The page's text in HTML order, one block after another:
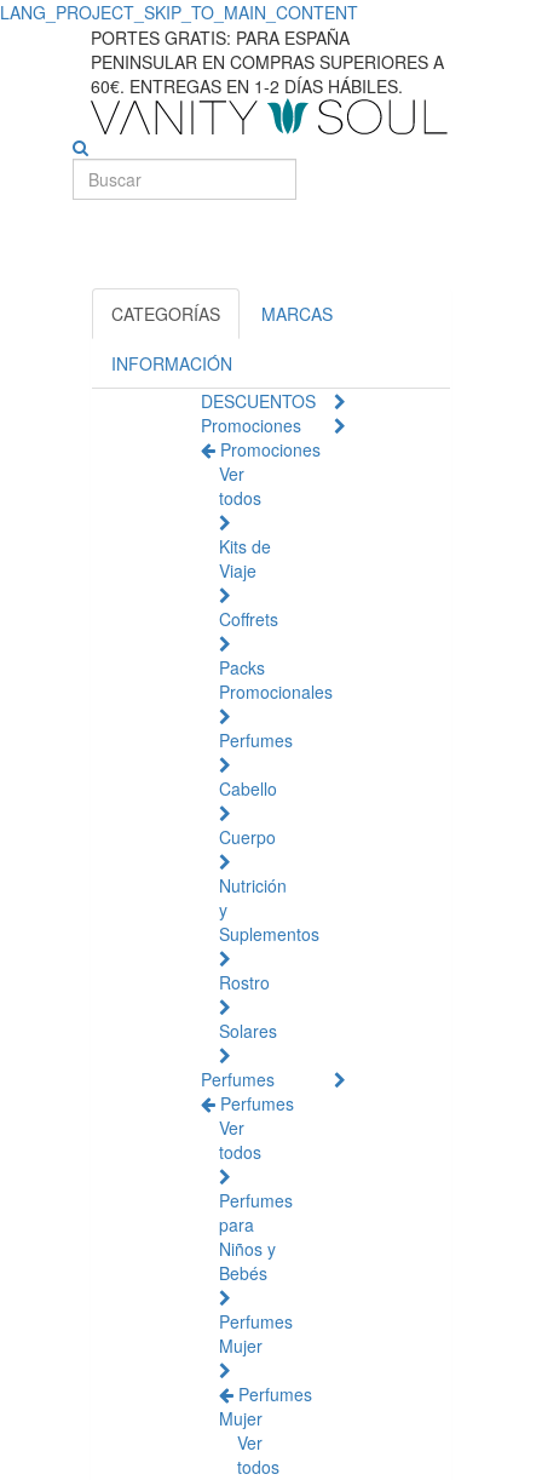
LANG_PROJECT_SKIP_TO_MAIN_CONTENT
Mejores
productos
práctica
bem-
estar.
PORTES GRATIS: PARA ESPAÑA
PENINSULAR EN COMPRAS SUPERIORES A
60€. ENTREGAS EN 1-2 DÍAS HÁBILES.
CATEGORÍAS MARCAS
INFORMACIÓN
DESCUENTOS
Promociones
Promociones
Ver
todos
Kits de
Viaje
Coffrets
Packs
Promocionales
Perfumes
Cabello
Cuerpo
Nutrición
y
Suplementos
Rostro
Solares
Perfumes
Perfumes
Ver
todos
Perfumes
para
Niños y
Bebés
Perfumes
Mujer
Perfumes
Mujer
Ver
todos